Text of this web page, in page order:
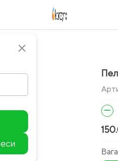
close
remove